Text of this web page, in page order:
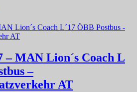
– MAN Lion´s Coach L
–
AT